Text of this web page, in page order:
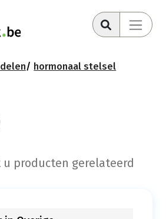
hormonaal stelsel
producten gerelateerd